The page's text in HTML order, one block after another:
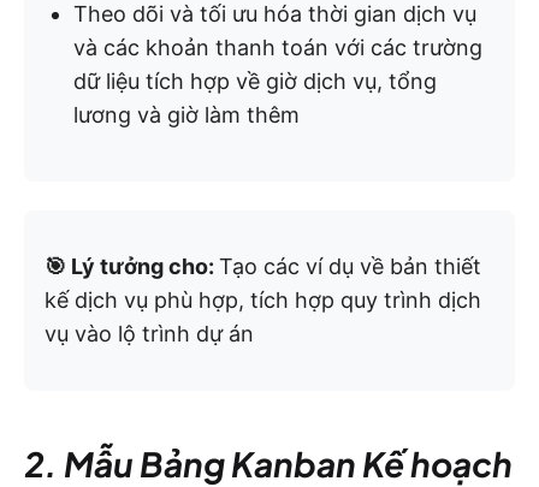
Theo dõi và tối ưu hóa thời gian dịch vụ
và các khoản thanh toán với các trường
dữ liệu tích hợp về giờ dịch vụ, tổng
lương và giờ làm thêm
🎯 Lý tưởng cho: Tạo các ví dụ về bản thiết
kế dịch vụ phù hợp, tích hợp quy trình dịch
vụ vào lộ trình dự án
2. Mẫu Bảng Kanban Kế hoạch